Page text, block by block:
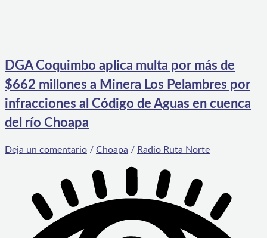
DGA Coquimbo aplica multa por más de
$662 millones a Minera Los Pelambres por
infracciones al Código de Aguas en cuenca
del río Choapa
Deja un comentario / Choapa / Radio Ruta Norte